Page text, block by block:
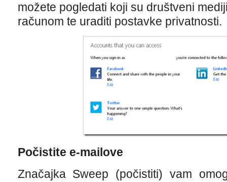
možete pogledati koji su društveni
računom te uraditi postavke privatnosti.
Počistite e-mailove
Značajka Sweep (počistiti) vam